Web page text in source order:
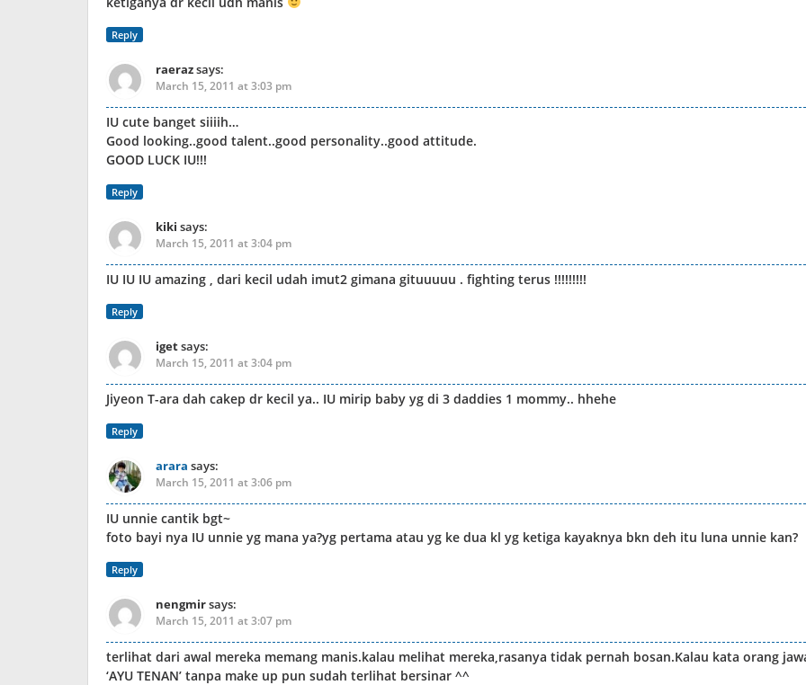
Reply
raerazsays:
March 15, 2011 at 3:03 pm
IU cute banget siiiih…
Good looking..good talent..good personality..good attitude.
GOOD LUCK IU!!!
Reply
kiki says:
March 15, 2011 at 3:04 pm
IU IU IU amazing , dari kecil udah imut2 gimana gituuuuu . fighting terus !!!!!!!!!
Reply
igetsays:
March 15, 2011 at 3:04 pm
Jiyeon T-ara dah cakep dr kecil ya.. IU mirip baby yg di 3 daddies 1 mommy.. hhehe
Reply
arara says:
March 15, 2011 at 3:06 pm
IU unnie cantik bgt~
foto bayi nya IU unnie yg mana ya?yg pertama atau yg ke dua kl yg ketiga kayaknya bkn deh itu luna unnie kan?
Reply
nengmirsays:
March 15, 2011 at 3:07 pm
terlihat dari awal mereka memang manis.kalau melihat mereka,rasanya tidak pernah bosan.Kalau kata orang
‘AYU TENAN’ tanpa make up pun sudah terlihat bersinar ^^